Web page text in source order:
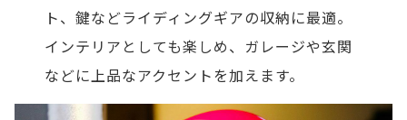
ト、鍵などライディングギアの収納に最適。
インテリアとしても楽しめ、ガレージや玄関
などに上品なアクセントを加えます。